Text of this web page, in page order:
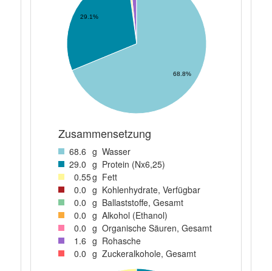
29.1%
68.8%
Zusammensetzung
68.6 g Wasser
29.0 g Protein (Nx6,25)
0.55g Fett
0.0 g Kohlenhydrate, Verfügbar
0.0 g Ballaststoffe, Gesamt
0.0 g Alkohol (Ethanol)
0.0 g Organische Säuren, Gesamt
1 .6 g Rohasche
0.0 g Zuckeralkohole, Gesamt